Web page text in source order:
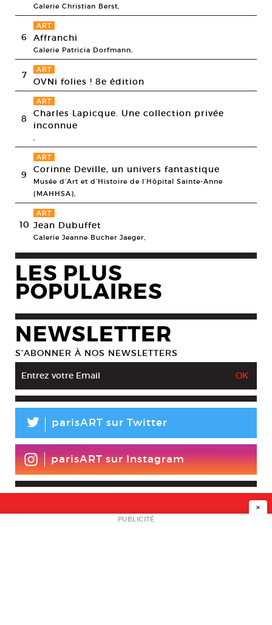
Galerie Christian Berst,
6
ART
Affranchi
Galerie Patricia Dorfmann,
7 ART
OVNi folies ! 8e édition
8
ART
Charles Lapicque. Une collection privée
inconnue
9
ART
Corinne Deville, un univers fantastique
Musée d’Art et d’Histoire de l’Hôpital Sainte-Anne
(MAHHSA),
10
ART
Jean Dubuffet
Galerie Jeanne Bucher Jaeger,
LES PLUS
POPULAIRES
NEWSLETTER
S’ABONNER À NOS NEWSLETTERS
L parisART sur Twitter
parisART sur Instagram
NEWSLETTER
×
PUBLICITÉ